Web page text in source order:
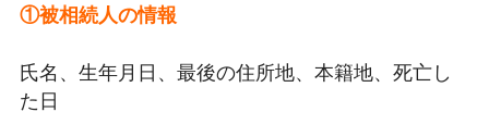
①被相続人の情報
氏名、生年月日、最後の住所地、本籍地、死亡し
た日